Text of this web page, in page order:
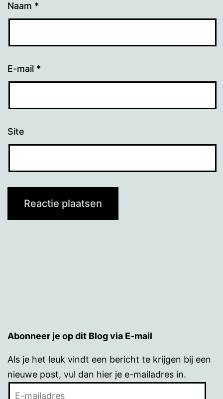
Naam *
E-mail *
Site
Abonneer je op dit Blog via E-mail
Als je het leuk vindt een bericht te krijgen bij een
nieuwe post, vul dan hier je e-mailadres in.